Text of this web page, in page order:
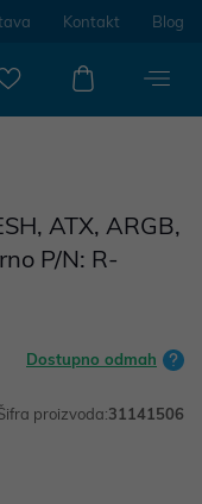
Kontakt Blog
ATX, ARGB,
P/N: R-
Dostupno odmah
proizvoda:31141506